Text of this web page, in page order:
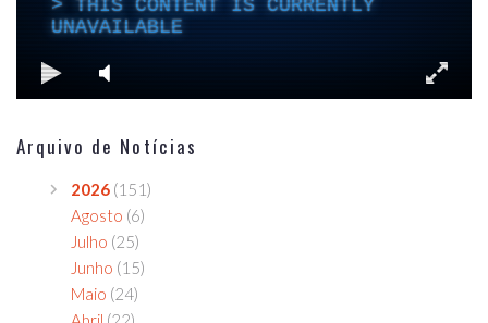
Arquivo de Notícias
2026 (151)
Agosto (6)
Julho (25)
Junho (15)
Maio (24)